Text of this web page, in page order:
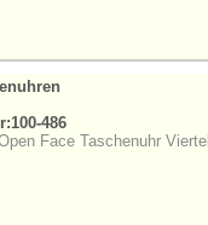
486
Face Taschenuhr